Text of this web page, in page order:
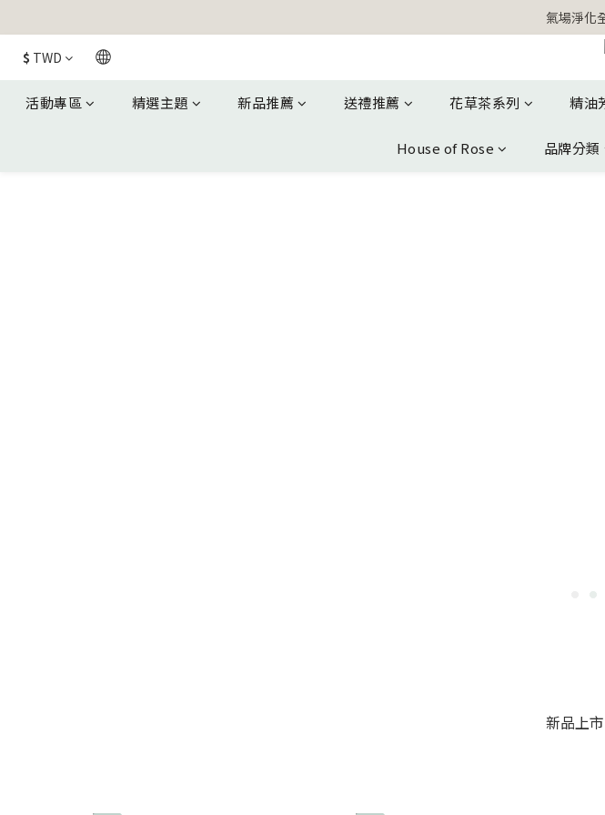
【官網獨家】首次消費 不
氣場淨化
【官網獨家】首次消費 不
$ TWD
活動專區 精選主題 新品推薦 送禮推薦 花草茶系列 精油
House of Rose 品牌分類
新品上